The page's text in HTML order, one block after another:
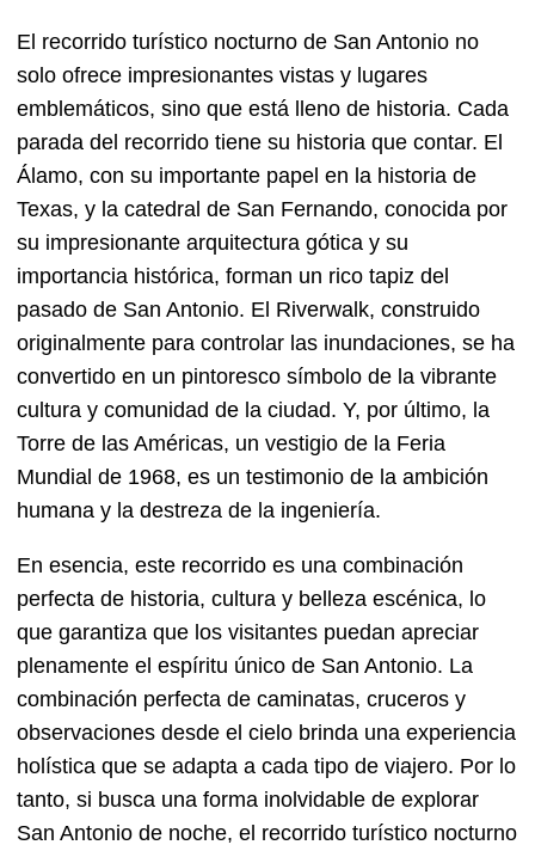
El recorrido turístico nocturno de San Antonio no
solo ofrece impresionantes vistas y lugares
emblemáticos, sino que está lleno de historia. Cada
parada del recorrido tiene su historia que contar. El
Álamo, con su importante papel en la historia de
Texas, y la catedral de San Fernando, conocida por
su impresionante arquitectura gótica y su
importancia histórica, forman un rico tapiz del
pasado de San Antonio. El Riverwalk, construido
originalmente para controlar las inundaciones, se ha
convertido en un pintoresco símbolo de la vibrante
cultura y comunidad de la ciudad. Y, por último, la
Torre de las Américas, un vestigio de la Feria
Mundial de 1968, es un testimonio de la ambición
humana y la destreza de la ingeniería.
En esencia, este recorrido es una combinación
perfecta de historia, cultura y belleza escénica, lo
que garantiza que los visitantes puedan apreciar
plenamente el espíritu único de San Antonio. La
combinación perfecta de caminatas, cruceros y
observaciones desde el cielo brinda una experiencia
holística que se adapta a cada tipo de viajero. Por lo
tanto, si busca una forma inolvidable de explorar
San Antonio de noche, el recorrido turístico nocturno